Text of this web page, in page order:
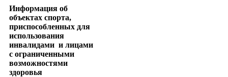
Информация об
объектах спорта,
приспособленных для
использования
инвалидами и лицами
с ограниченными
возможностями
здоровья